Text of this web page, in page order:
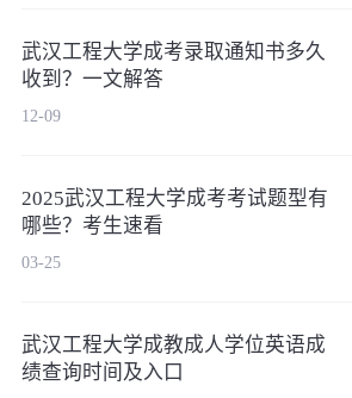
武汉工程大学成考录取通知书多久
收到？一文解答
12-09
2025武汉工程大学成考考试题型有
哪些？考生速看
03-25
武汉工程大学成教成人学位英语成
绩查询时间及入口